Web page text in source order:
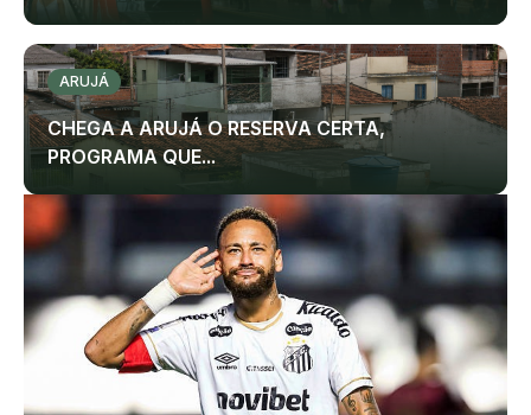
ARUJÁ
CHEGA A ARUJÁ O RESERVA CERTA,
PROGRAMA QUE...